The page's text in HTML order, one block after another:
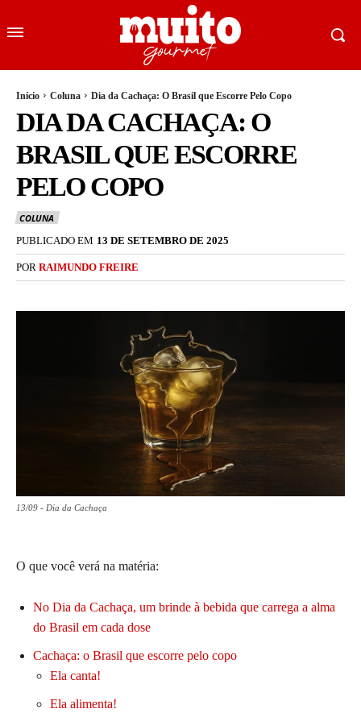
Início Coluna Dia da Cachaça: O Brasil que Escorre Pelo Copo
DIA DA CACHAÇA: O
BRASIL QUE ESCORRE
PELO COPO
COLUNA
PUBLICADO EM 13 DE SETEMBRO DE 2025
POR RAIMUNDO FREIRE
13/09 - Dia da Cachaça
O que você verá na matéria:
No Dia da Cachaça, um brinde à bebida que carrega a alma
do Brasil em cada dose
Cachaça: o Brasil que escorre pelo copo
Ela canta!
Ela alimenta!